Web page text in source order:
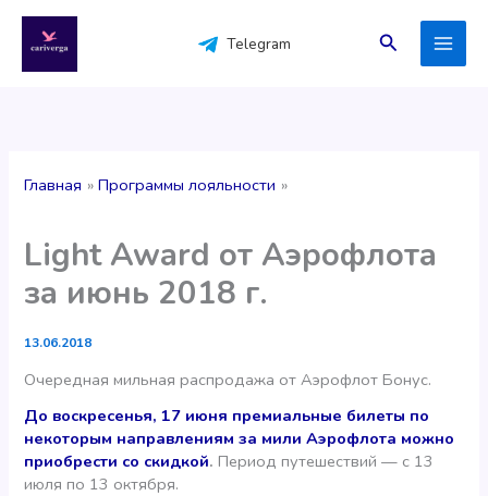
содержимому
Telegram Поиск
Главная Программы лояльности
Light Award от Аэрофлота
за июнь 2018 г.
13.06.2018
Очередная мильная распродажа от Аэрофлот Бонус.
До воскресенья, 17 июня премиальные билеты по
некоторым направлениям за мили Аэрофлота можно
приобрести со скидкой. Период путешествий — с 13
июля по 13 октября.